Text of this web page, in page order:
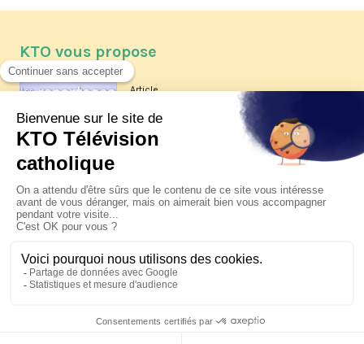
KTO vous propose
Article
Les reportages d'été 2026 de KTO
La visite pastorale du pape Léon
XIV à Assise à suivre sur KTO le
jeudi 6 août
Le pape en Uruguay, Argentine et
Pérou du 6 au 17 novembre 2026